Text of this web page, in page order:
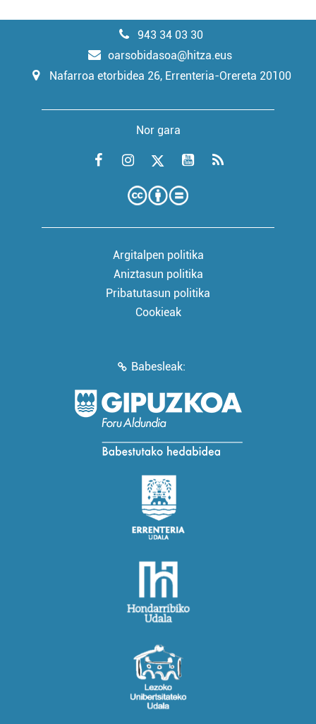
943 34 03 30
oarsobidasoa@hitza.eus
Nafarroa etorbidea 26, Errenteria-Orereta 20100
Nor gara
Argitalpen politika
Aniztasun politika
Pribatutasun politika
Cookieak
Babesleak: